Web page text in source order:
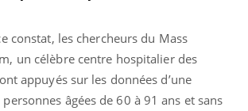
constat, les chercheurs du Mass
un célèbre centre hospitalier des
appuyés sur les données d’une
âgées de 60 à 91 ans et sans